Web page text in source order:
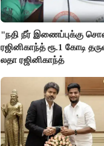
"நதி நீர் இணைப்புக்கு
ரஜினிகாந்த் ரூ.1 கோடி
லதா ரஜினிகாந்த்